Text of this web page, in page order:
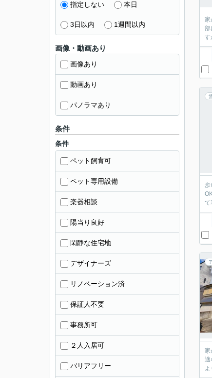
家
部
す
歩
て
家
適
指定しない 本日
3日以内 1週間以内
画像・動画あり
画像あり
動画あり
パノラマあり
条件
条件
ペット飼育可
ペット専用設備
楽器相談
陽当り良好
閑静な住宅地
デザイナーズ
リノベーション済
保証人不要
事務所可
２人入居可
バリアフリー